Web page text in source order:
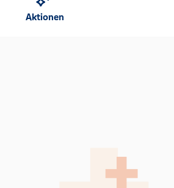
Aktionen